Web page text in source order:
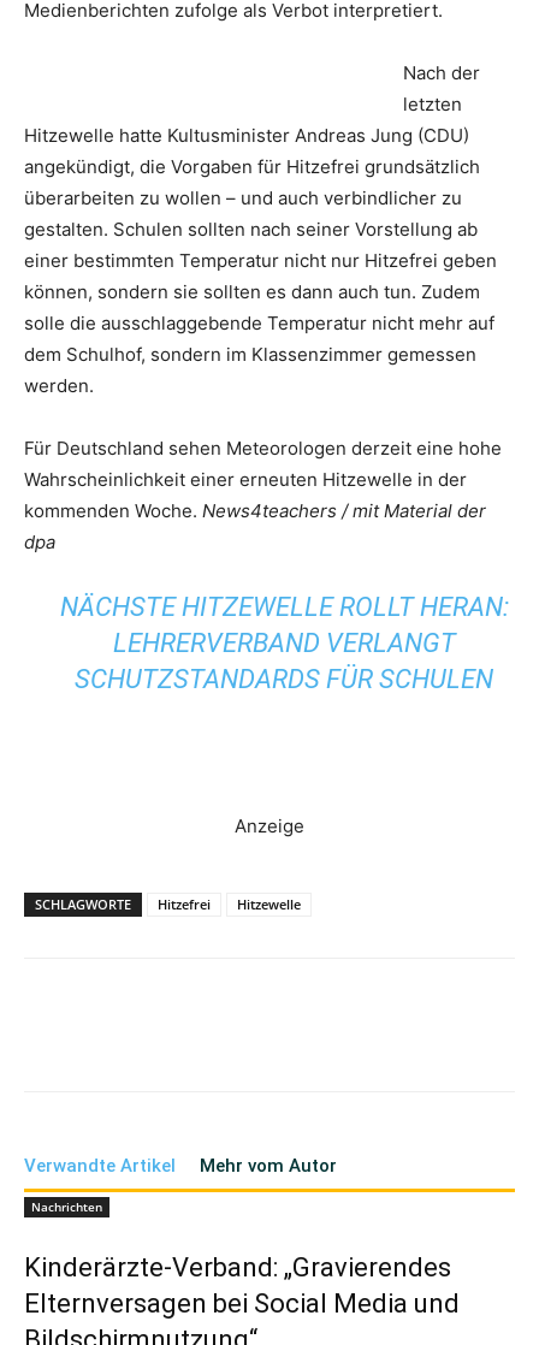
Medienberichten zufolge als Verbot interpretiert.
Nach der
letzten
Hitzewelle hatte Kultusminister Andreas Jung (CDU)
angekündigt, die Vorgaben für Hitzefrei grundsätzlich
überarbeiten zu wollen – und auch verbindlicher zu
gestalten. Schulen sollten nach seiner Vorstellung ab
einer bestimmten Temperatur nicht nur Hitzefrei geben
können, sondern sie sollten es dann auch tun. Zudem
solle die ausschlaggebende Temperatur nicht mehr auf
dem Schulhof, sondern im Klassenzimmer gemessen
werden.
Für Deutschland sehen Meteorologen derzeit eine hohe
Wahrscheinlichkeit einer erneuten Hitzewelle in der
kommenden Woche. News4teachers / mit Material der
dpa
NÄCHSTE HITZEWELLE ROLLT HERAN:
LEHRERVERBAND VERLANGT
SCHUTZSTANDARDS FÜR SCHULEN
Anzeige
SCHLAGWORTE Hitzefrei Hitzewelle
Verwandte Artikel Mehr vom Autor
Nachrichten
Kinderärzte-Verband: „Gravierendes
Elternversagen bei Social Media und